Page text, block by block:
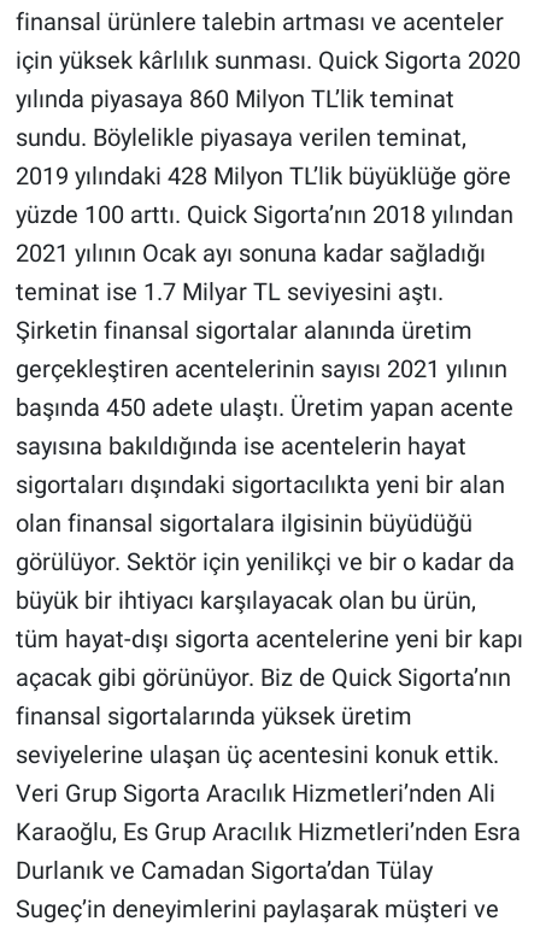
finansal ürünlere talebin artması ve acenteler
için yüksek kârlılık sunması. Quick Sigorta 2020
yılında piyasaya 860 Milyon TL’lik teminat
sundu. Böylelikle piyasaya verilen teminat,
2019 yılındaki 428 Milyon TL’lik büyüklüğe göre
yüzde 100 arttı. Quick Sigorta’nın 2018 yılından
2021 yılının Ocak ayı sonuna kadar sağladığı
teminat ise 1.7 Milyar TL seviyesini aştı.
Şirketin finansal sigortalar alanında üretim
gerçekleştiren acentelerinin sayısı 2021 yılının
başında 450 adete ulaştı. Üretim yapan acente
sayısına bakıldığında ise acentelerin hayat
sigortaları dışındaki sigortacılıkta yeni bir alan
olan finansal sigortalara ilgisinin büyüdüğü
görülüyor. Sektör için yenilikçi ve bir o kadar da
büyük bir ihtiyacı karşılayacak olan bu ürün,
tüm hayat-dışı sigorta acentelerine yeni bir kapı
açacak gibi görünüyor. Biz de Quick Sigorta’nın
finansal sigortalarında yüksek üretim
seviyelerine ulaşan üç acentesini konuk ettik.
Veri Grup Sigorta Aracılık Hizmetleri’nden Ali
Karaoğlu, Es Grup Aracılık Hizmetleri’nden Esra
Durlanık ve Camadan Sigorta’dan Tülay
Sugeç’in deneyimlerini paylaşarak müşteri ve